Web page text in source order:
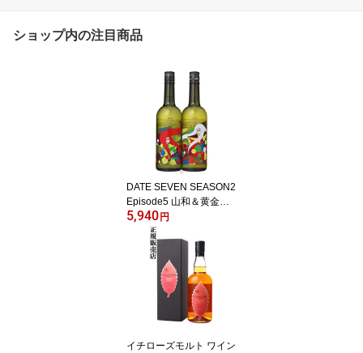
ショップ内の注目商品
DATE SEVEN SEASON2
Episode5 山和＆黄金澤st
yle 飲み比べセット 720
ml 2本 日本酒 DATE7 宮
城県 1w
5,940円
イチローズモルト ワイン